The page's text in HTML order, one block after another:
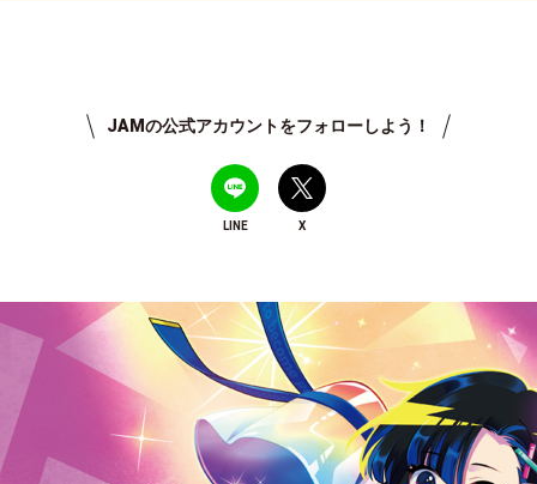
JAMの公式アカウントをフォローしよう！
LINE X